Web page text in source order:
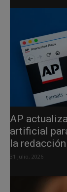
AP
artificial
la redacción
31 julio, 2026